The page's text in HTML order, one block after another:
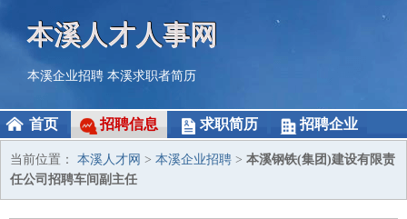
本溪人才人事网
本溪企业招聘 本溪求职者简历
首页 招聘信息 求职简历 招聘企业
当前位置： 本溪人才网 > 本溪企业招聘 > 本溪钢铁(集团)建设有限责
任公司招聘车间副主任